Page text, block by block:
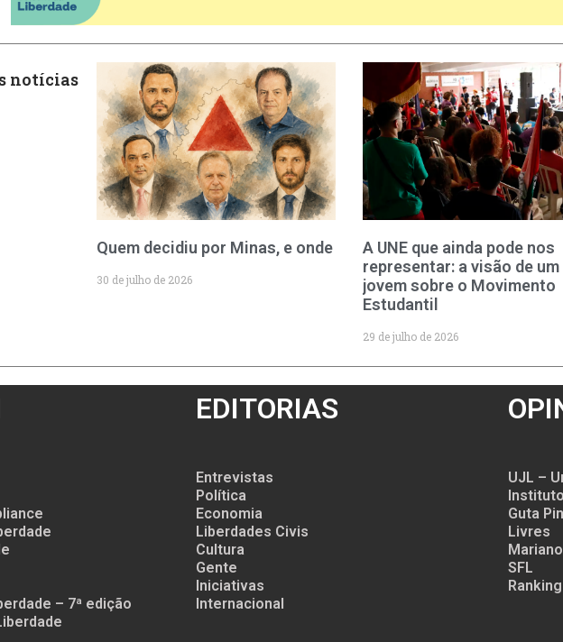
notícias
Quem decidiu por Minas, e onde
30 de julho de 2026
A UNE que ainda pode nos
representar: a visão de um
jovem sobre o Movimento
Estudantil
29 de julho de 2026
– 7ª edição
EDITORIAS
Entrevistas
Política
Economia
Liberdades Civis
Cultura
Gente
Iniciativas
Internacional
UJL –
Guta
Livres
Mariano
SFL